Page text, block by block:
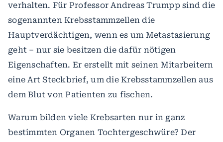
verhalten. Für Professor Andreas Trumpp sind die
sogenannten Krebsstammzellen die
Hauptverdächtigen, wenn es um Metastasierung
geht – nur sie besitzen die dafür nötigen
Eigenschaften. Er erstellt mit seinen Mitarbeitern
eine Art Steckbrief, um die Krebsstammzellen aus
dem Blut von Patienten zu fischen.
Warum bilden viele Krebsarten nur in ganz
bestimmten Organen Tochtergeschwüre? Der